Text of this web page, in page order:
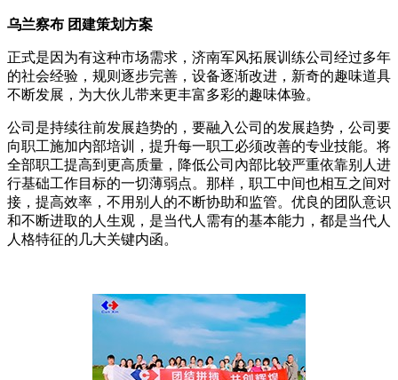
乌兰察布 团建策划方案
正式是因为有这种市场需求，济南军风拓展训练公司经过多年
的社会经验，规则逐步完善，设备逐渐改进，新奇的趣味道具
不断发展，为大伙儿带来更丰富多彩的趣味体验。
公司是持续往前发展趋势的，要融入公司的发展趋势，公司要
向职工施加内部培训，提升每一职工必须改善的专业技能。将
全部职工提高到更高质量，降低公司內部比较严重依靠别人进
行基础工作目标的一切薄弱点。那样，职工中间也相互之间对
接，提高效率，不用别人的不断协助和监管。优良的团队意识
和不断进取的人生观，是当代人需有的基本能力，都是当代人
人格特征的几大关键内函。